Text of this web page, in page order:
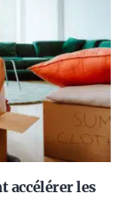
accélérer les